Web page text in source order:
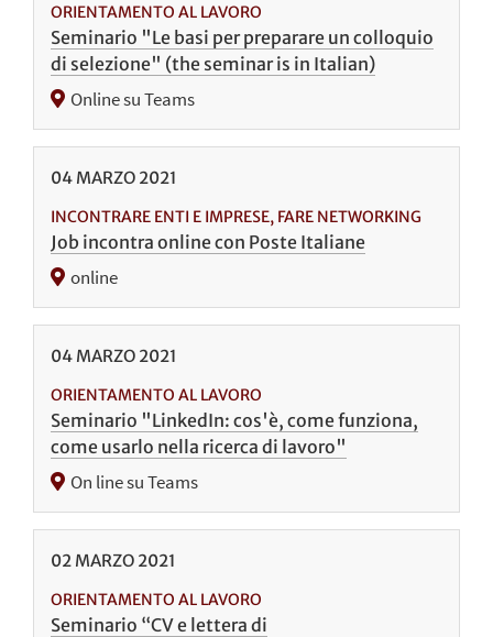
ORIENTAMENTO AL LAVORO
Seminario "Le basi per preparare un colloquio
di selezione" (the seminar is in Italian)
Online su Teams
04 MARZO 2021
INCONTRARE ENTI E IMPRESE, FARE NETWORKING
Job incontra online con Poste Italiane
online
04 MARZO 2021
ORIENTAMENTO AL LAVORO
Seminario "LinkedIn: cos'è, come funziona,
come usarlo nella ricerca di lavoro"
On line su Teams
02 MARZO 2021
ORIENTAMENTO AL LAVORO
Seminario “CV e lettera di